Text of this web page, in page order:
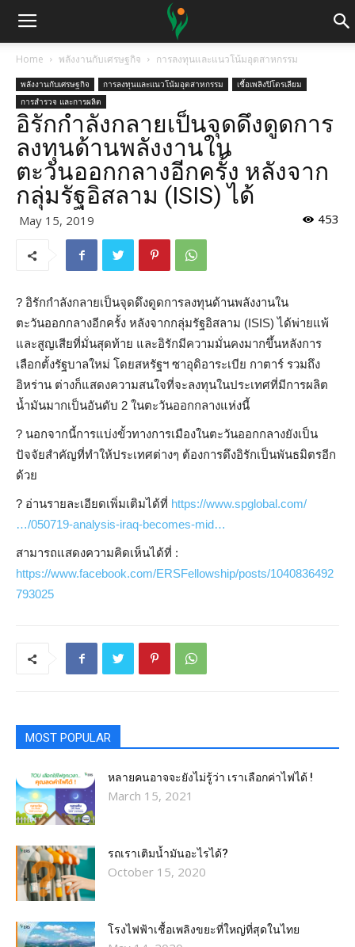
Home พลังงานกับเศรษฐกิจ การลงทุนและแนวโน้มอุตสาหกรรม
พลังงานกับเศรษฐกิจ การลงทุนและแนวโน้มอุตสาหกรรม
เชื้อเพลิงปิโตรเลียม
การสำรวจ และการผลิต
อิรักกำลังกลายเป็นจุดดึงดูดการ
ลงทุนด้านพลังงานใน
ตะวันออกกลางอีกครั้ง หลังจาก
กลุ่มรัฐอิสลาม (ISIS) ได้
May 15, 2019 453
? อิรักกำลังกลายเป็นจุดดึงดูดการลงทุนด้านพลังงานใน
ตะวันออกกลางอีกครั้ง หลังจากกลุ่มรัฐอิสลาม (ISIS) ได้พ่ายแพ้
และสูญเสียที่มั่นสุดท้าย และอิรักมีความมั่นคงมากขึ้นหลังการ
เลือกตั้งรัฐบาลใหม่ โดยสหรัฐฯ ซาอุดิอาระเบีย กาตาร์ รวมถึง
อิหร่าน ต่างก็แสดงความสนใจที่จะลงทุนในประเทศที่มีการผลิต
น้ำมันมากเป็นอันดับ 2 ในตะวันออกกลางแห่งนี้
? นอกจากนี้การแบ่งขั้วทางการเมืองในตะวันออกกลางยังเป็น
ปัจจัยสำคัญที่ทำให้ประเทศต่างๆ ต้องการดึงอิรักเป็นพันธมิตรอีก
ด้วย
? อ่านรายละเอียดเพิ่มเติมได้ที่ https://www.spglobal.com/
…/050719-analysis-iraq-becomes-mid…
สามารถแสดงความคิดเห็นได้ที่ :
https://www.facebook.com/ERSFellowship/posts/1040836492
793025
MOST POPULAR
หลายคนอาจจะยังไม่รู้ว่า เราเลือกค่าไฟได้ !
March 15, 2021
รถเราเติมน้ำมันอะไรได้?​
October 15, 2020
โรงไฟฟ้าเชื้อเพลิงขยะที่ใหญ่ที่สุดในไทย